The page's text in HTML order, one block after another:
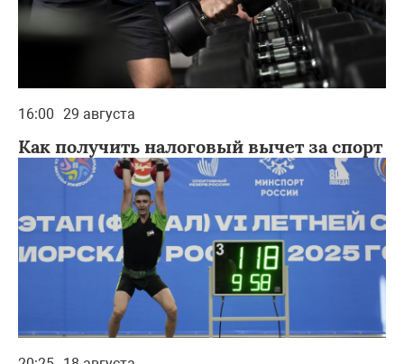
16:00 29 августа
Как получить налоговый вычет за спорт